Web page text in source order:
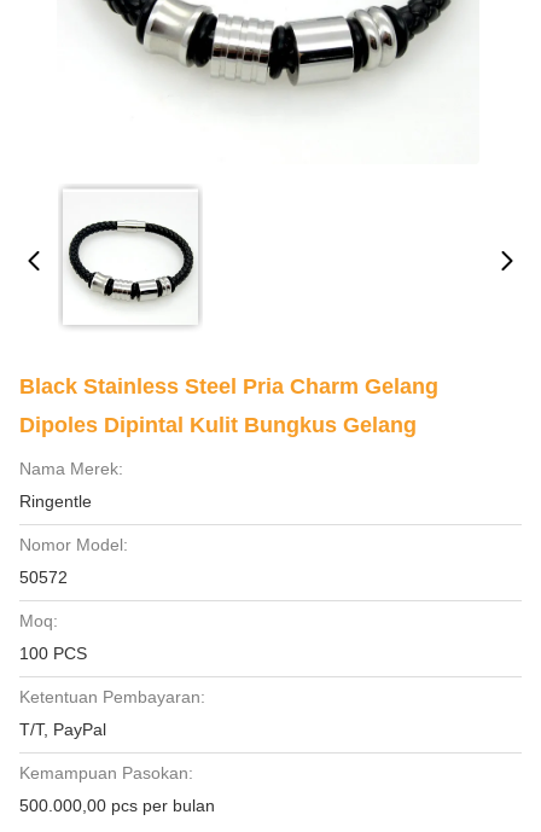
Black Stainless Steel Pria Charm Gelang
Dipoles Dipintal Kulit Bungkus Gelang
Nama Merek:
Ringentle
Nomor Model:
50572
Moq:
100 PCS
Ketentuan Pembayaran:
T/T, PayPal
Kemampuan Pasokan:
500.000,00 pcs per bulan